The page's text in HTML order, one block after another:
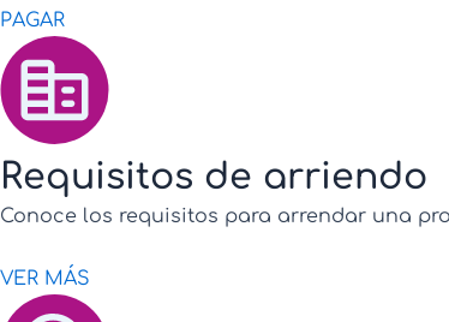
PAGAR
Requisitos de arriendo
Conoce los requisitos para arrendar una
VER MÁS